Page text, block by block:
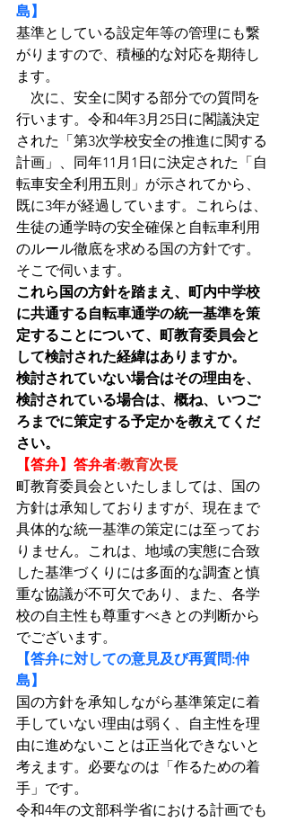
島】
基準としている設定年等の管理にも繋
がりますので、積極的な対応を期待し
ます。
次に、安全に関する部分での質問を
行います。令和4年3月25日に閣議決定
された「第3次学校安全の推進に関する
計画」、同年11月1日に決定された「自
転車安全利用五則」が示されてから、
既に3年が経過しています。これらは、
生徒の通学時の安全確保と自転車利用
のルール徹底を求める国の方針です。
そこで伺います。
これら国の方針を踏まえ、町内中学校
に共通する自転車通学の統一基準を策
定することについて、町教育委員会と
して検討された経緯はありますか。
検討されていない場合はその理由を、
検討されている場合は、概ね、いつご
ろまでに策定する予定かを教えてくだ
さい。
【答弁】答弁者:教育次長
町教育委員会といたしましては、国の
方針は承知しておりますが、現在まで
具体的な統一基準の策定には至ってお
りません。これは、地域の実態に合致
した基準づくりには多面的な調査と慎
重な協議が不可欠であり、また、各学
校の自主性も尊重すべきとの判断から
でございます。
【答弁に対しての意見及び再質問:仲
島】
国の方針を承知しながら基準策定に着
手していない理由は弱く、自主性を理
由に進めないことは正当化できないと
考えます。必要なのは「作るための着
手」です。
令和4年の文部科学省における計画でも